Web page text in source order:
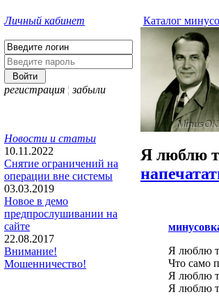
Личный кабинет
регистрация ¦ забыли
Новости и статьи
10.11.2022
Снятие ограничений на
операции вне системы
03.03.2019
Новое в демо
предпрослушивании на
сайте
22.08.2017
Внимание!
Мошенничество!
Каталог
Я люблю
Я люблю
Что само
Я люблю
Я люблю